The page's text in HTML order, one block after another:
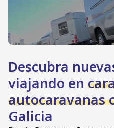
Descubra
viajando en
autocaravanas
Galicia